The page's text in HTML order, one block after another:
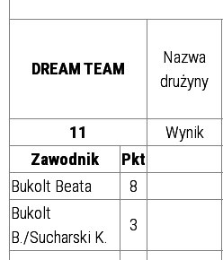
DREAM TEAM
Nazwa
drużyny
11
Wynik
Zawodnik
Pkt
Bukolt Beata
8
Bukolt
B./Sucharski K.
3